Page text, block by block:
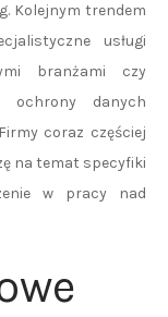
Kolejnym trendem
usługi
branżami czy
ochrony danych
coraz częściej
na temat specyfiki
w pracy nad